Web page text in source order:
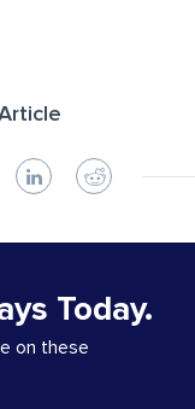
Today.
on these